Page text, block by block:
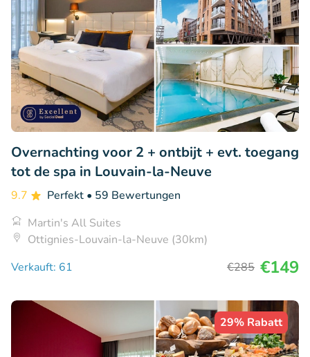
Overnachting voor 2 + ontbijt + evt. toegang
tot de spa in Louvain-la-Neuve
9.7 Perfekt • 59 Bewertungen
Martin's All Suites
Ottignies-Louvain-la-Neuve (30km)
Verkauft: 61
€285 €149
29% Rabatt